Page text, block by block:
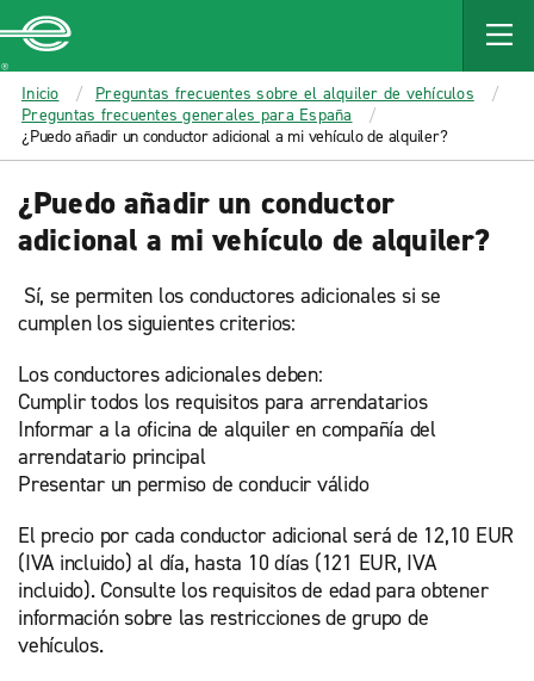
MAIN
CONTENT
Enterprise
Inicio
Preguntas frecuentes sobre el alquiler de vehículos
Preguntas frecuentes generales para España
¿Puedo añadir un conductor adicional a mi vehículo de alquiler?
¿Puedo añadir un conductor
adicional a mi vehículo de alquiler?
Sí, se permiten los conductores adicionales si se
cumplen los siguientes criterios:
Los conductores adicionales deben:
Cumplir todos los requisitos para arrendatarios
Informar a la oficina de alquiler en compañía del
arrendatario principal
Presentar un permiso de conducir válido
El precio por cada conductor adicional será de 12,10 EUR
(IVA incluido) al día, hasta 10 días (121 EUR, IVA
incluido). Consulte los requisitos de edad para obtener
información sobre las restricciones de grupo de
vehículos.